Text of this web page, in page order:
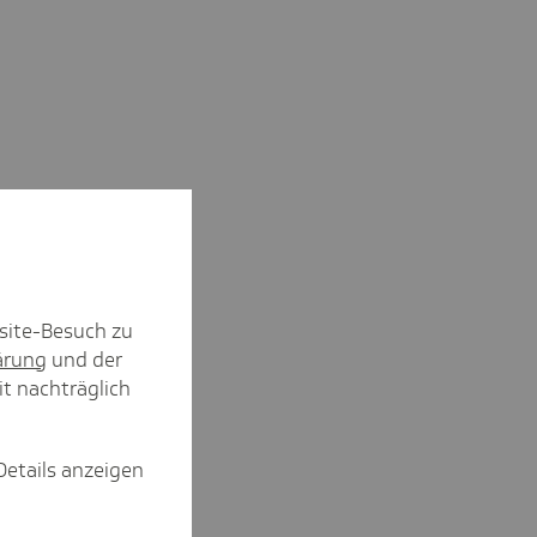
-
Besuch zu
und der
nachträglich
anzeigen